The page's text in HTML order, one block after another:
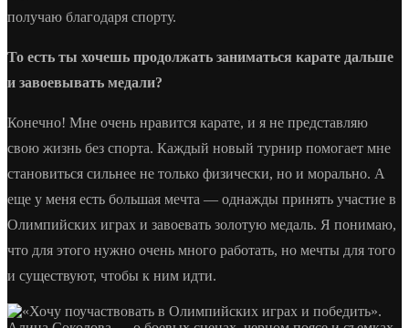
получаю благодаря спорту.
То есть ты хочешь продолжать заниматься карате дальше
и завоевывать медали?
Конечно! Мне очень нравится карате, и я не представляю
свою жизнь без спорта. Каждый новый турнир помогает мне
становиться сильнее не только физически, но и морально. А
еще у меня есть большая мечта — однажды принять участие в
Олимпийских играх и завоевать золотую медаль. Я понимаю,
что для этого нужно очень много работать, но мечты для того
и существуют, чтобы к ним идти.